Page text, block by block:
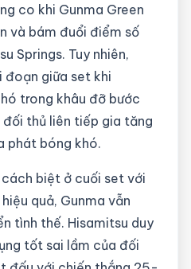
co khi Gunma Green
và bám đuổi điểm số
Springs. Tuy nhiên,
đoạn giữa set khi
trong khâu đỡ bước
thủ liên tiếp gia tăng
phát bóng khó.
biệt ở cuối set với
quả, Gunma vẫn
tình thế. Hisamitsu duy
tốt sai lầm của đối